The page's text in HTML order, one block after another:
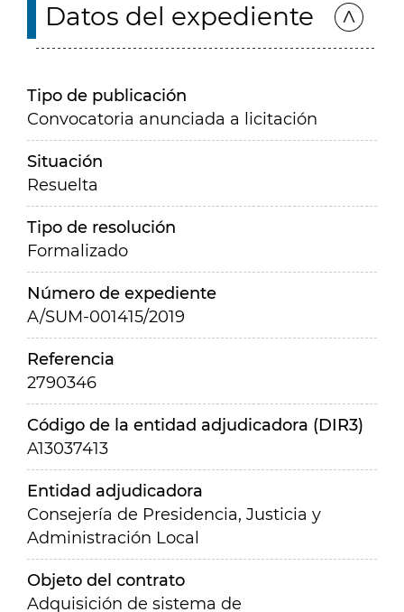
Datos del expediente
Tipo de publicación
Convocatoria anunciada a licitación
Situación
Resuelta
Tipo de resolución
Formalizado
Número de expediente
A/SUM-001415/2019
Referencia
2790346
Código de la entidad adjudicadora (DIR3)
A13037413
Entidad adjudicadora
Consejería de Presidencia, Justicia y
Administración Local
Objeto del contrato
Adquisición de sistema de